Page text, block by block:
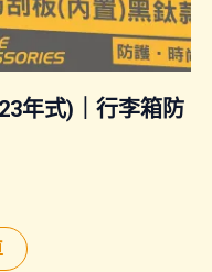
年式)｜行李箱防